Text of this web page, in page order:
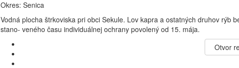
Okres: Senica
Vodná plocha štrkoviska pri obci Sekule. Lov kapra a ostatných druhov rýb
stano- veného času individuálnej ochrany povolený od 15. mája.
Otvor